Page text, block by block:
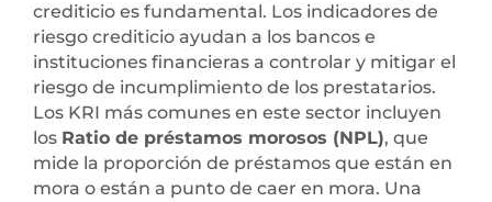
crediticio es fundamental. Los indicadores de
riesgo crediticio ayudan a los bancos e
instituciones financieras a controlar y mitigar el
riesgo de incumplimiento de los prestatarios.
Los KRI más comunes en este sector incluyen
los Ratio de préstamos morosos (NPL), que
mide la proporción de préstamos que están en
mora o están a punto de caer en mora. Una